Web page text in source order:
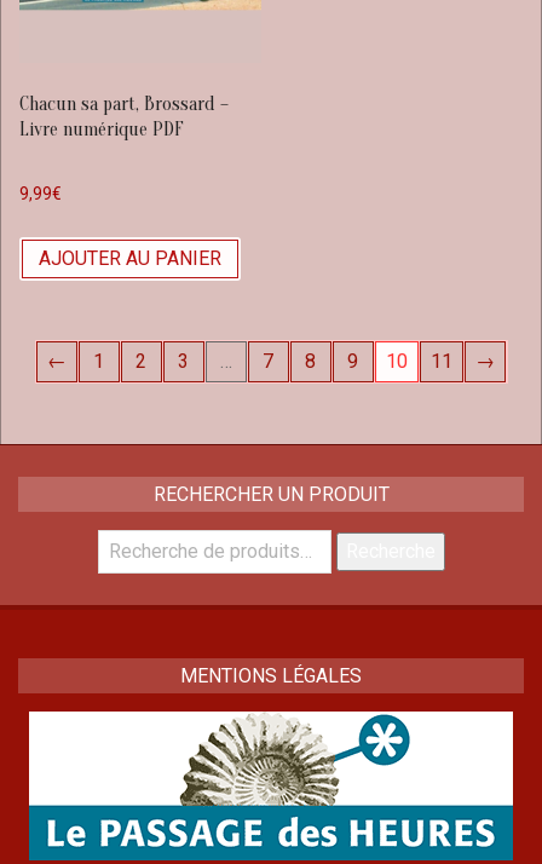
Chacun sa part, Brossard –
Livre numérique PDF
9,99€
AJOUTER AU PANIER
← 1 2 3 7 8 9 10 11 →
RECHERCHER UN PRODUIT
Recherche
pour :
MENTIONS LÉGALES